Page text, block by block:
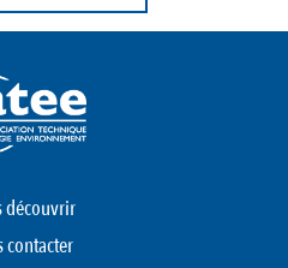
découvrir
contacter